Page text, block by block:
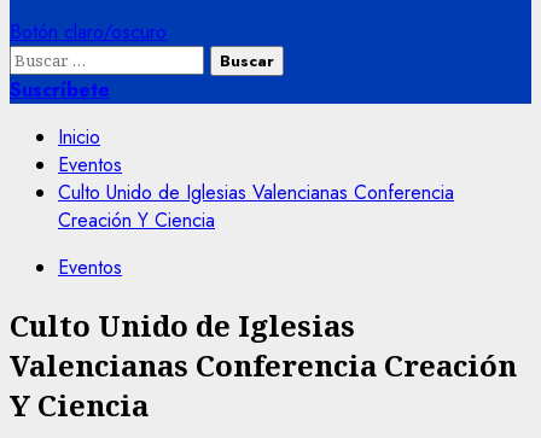
Botón claro/oscuro
Buscar:
Suscríbete
Inicio
Eventos
Culto Unido de Iglesias Valencianas Conferencia
Creación Y Ciencia
Eventos
Culto Unido de Iglesias
Valencianas Conferencia Creación
Y Ciencia